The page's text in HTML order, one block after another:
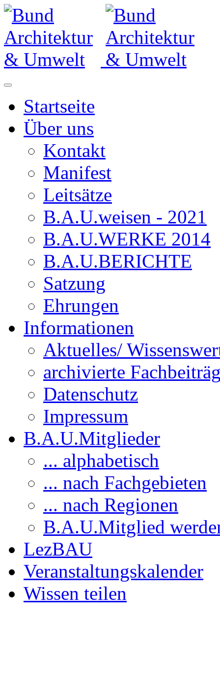
Startseite
Über uns
Kontakt
Manifest
Leitsätze
B.A.U.weisen - 2021
B.A.U.WERKE 2014
B.A.U.BERICHTE
Satzung
Ehrungen
Informationen
Aktuelles/
archivierte
Datenschutz
Impressum
B.A.U.Mitglieder
... alphabetisch
... nach Fachgebieten
... nach Regionen
B.A.U.Mitglied
LezBAU
Veranstaltungskalender
Wissen teilen